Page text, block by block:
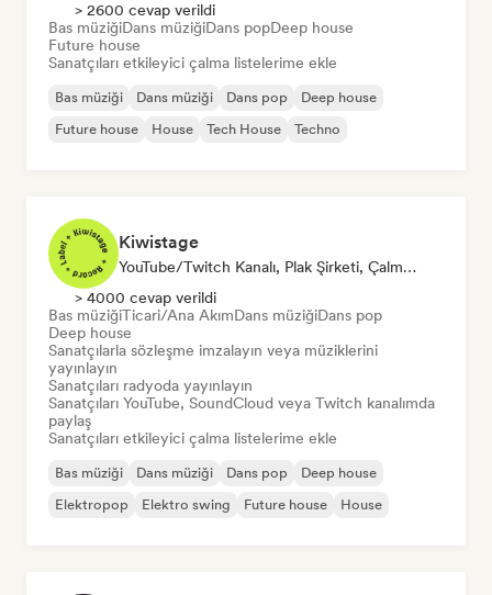
> 2600 cevap verildi
Bas müziğiDans müziğiDans popDeep house
Future house
Sanatçıları etkileyici çalma listelerime ekle
Bas müziği Dans müziği Dans pop
Deep house
Future house
House Tech House Techno
Kiwistage
YouTube/Twitch Kanalı, Plak Şirketi, Çalma Listesi Küratörü, Radyo Istasyonu
> 4000 cevap verildi
Bas müziğiTicari/Ana AkımDans müziğiDans pop
Deep house
Sanatçılarla sözleşme imzalayın veya müziklerini
yayınlayın
Sanatçıları radyoda yayınlayın
Sanatçıları YouTube, SoundCloud veya Twitch kanalımda
paylaş
Sanatçıları etkileyici çalma listelerime ekle
Bas müziği Dans müziği Dans pop
Deep house
Elektropop
Elektro swing Future house House